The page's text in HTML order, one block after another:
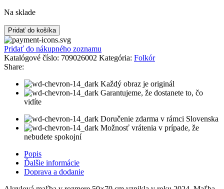
Na sklade
množstvo
Tanečnica
folklóru
Pridať do košíka
Pridať do nákupného zoznamu
Katalógové číslo: 709026002 Kategória: Folkór
Share:
Každý obraz je originál
Garantujeme, že dostanete to, čo
vidíte
Doručenie zdarma v rámci Slovenska
Možnosť vrátenia v prípade, že
nebudete spokojní
Popis
Ďalšie informácie
Doprava a dodanie